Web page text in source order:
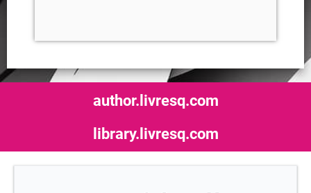
author.livresq.com
library.livresq.com